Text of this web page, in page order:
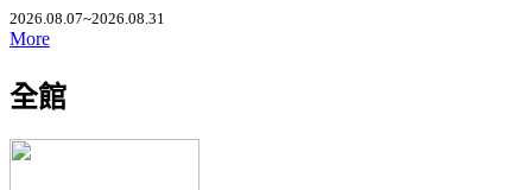
2026.08.07~2026.08.31
More
全館